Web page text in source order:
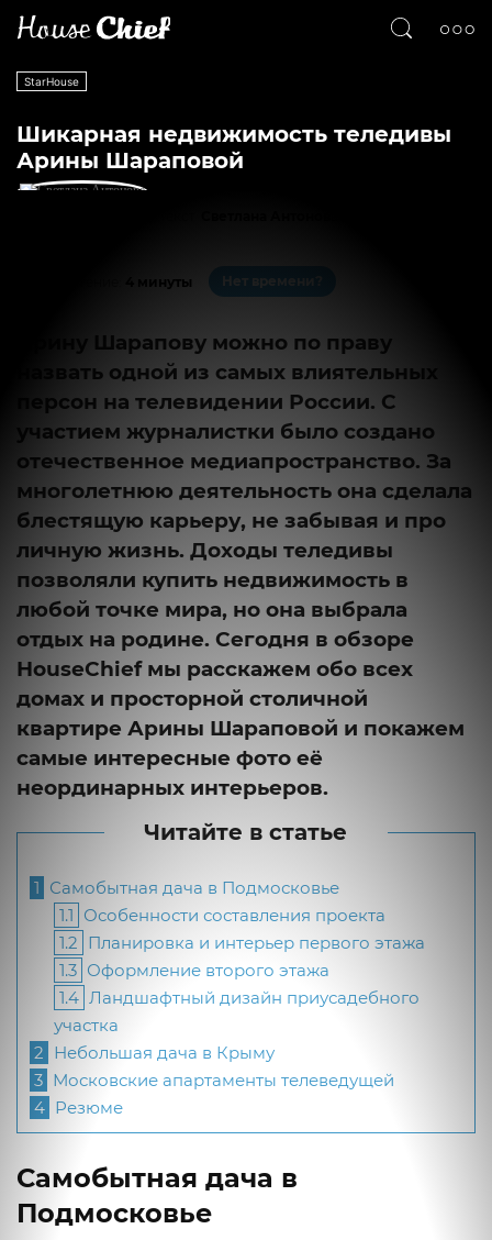
StarHouse
Шикарная недвижимость теледивы
Арины Шараповой
4 минуты Нет времени?
Арину Шарапову можно по праву
назвать одной из самых влиятельных
персон на телевидении России. С
участием журналистки было создано
отечественное медиапространство. За
многолетнюю деятельность она сделала
блестящую карьеру, не забывая и про
личную жизнь. Доходы теледивы
позволяли купить недвижимость в
любой точке мира, но она выбрала
отдых на родине. Сегодня в обзоре
HouseChief мы расскажем обо всех
домах и просторной столичной
квартире Арины Шараповой и покажем
самые интересные фото её
неординарных интерьеров.
Читайте в статье
1 Самобытная дача в Подмосковье
1.1 Особенности составления проекта
1.2 Планировка и интерьер первого этажа
1.3 Оформление второго этажа
1.4 Ландшафтный дизайн приусадебного
участка
2 Небольшая дача в Крыму
3 Московские апартаменты телеведущей
4 Резюме
Самобытная дача в
Подмосковье